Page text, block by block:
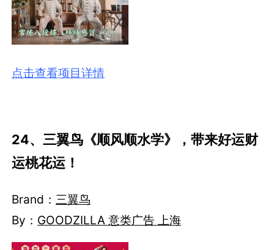
点击查看项目详情
24、三翼鸟《顺风顺水学》，带来好运财
运桃花运！
Brand： 三翼鸟
By： GOODZILLA 意类广告 上海